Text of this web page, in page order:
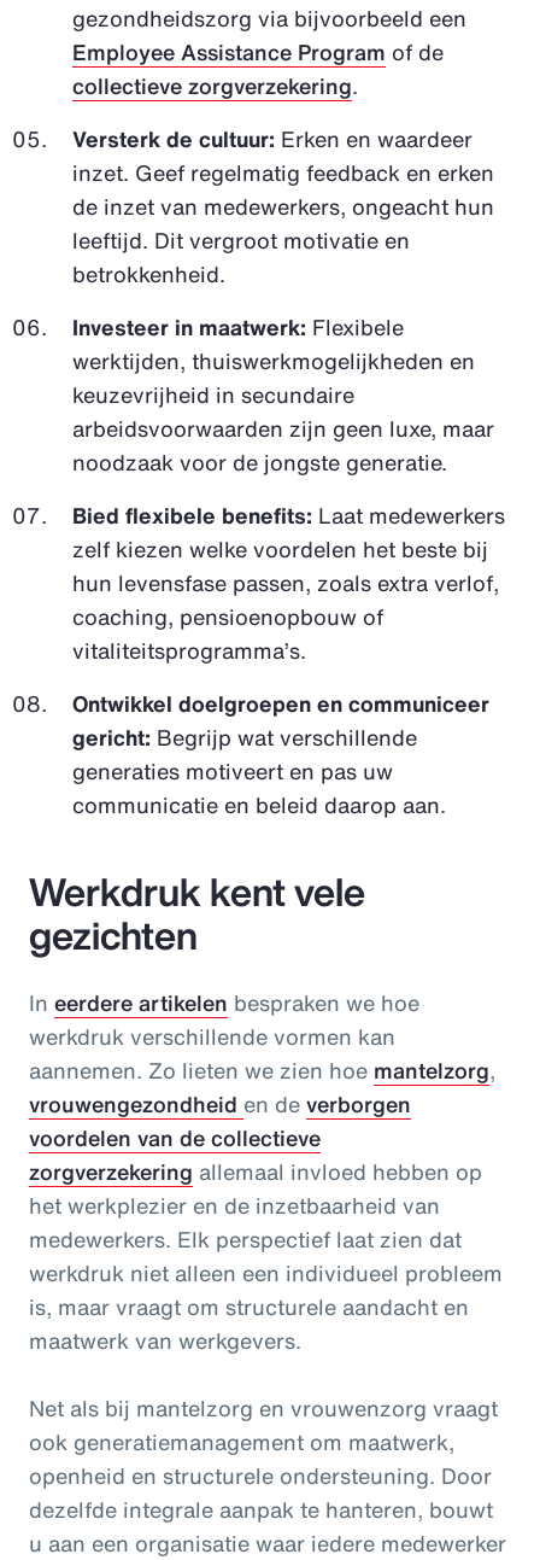
gezondheidszorg via bijvoorbeeld een
Employee Assistance Program of de
collectieve zorgverzekering.
Versterk de cultuur: Erken en waardeer
inzet. Geef regelmatig feedback en erken
de inzet van medewerkers, ongeacht hun
leeftijd. Dit vergroot motivatie en
betrokkenheid.
Investeer in maatwerk: Flexibele
werktijden, thuiswerkmogelijkheden en
keuzevrijheid in secundaire
arbeidsvoorwaarden zijn geen luxe, maar
noodzaak voor de jongste generatie.
Bied flexibele benefits: Laat medewerkers
zelf kiezen welke voordelen het beste bij
hun levensfase passen, zoals extra verlof,
coaching, pensioenopbouw of
vitaliteitsprogramma’s.
Ontwikkel doelgroepen en communiceer
gericht: Begrijp wat verschillende
generaties motiveert en pas uw
communicatie en beleid daarop aan.
Werkdruk kent vele
gezichten
In eerdere artikelen bespraken we hoe
werkdruk verschillende vormen kan
aannemen. Zo lieten we zien hoe mantelzorg,
vrouwengezondheid en deverborgen
voordelen van de collectieve
zorgverzekering allemaal invloed hebben op
het werkplezier en de inzetbaarheid van
medewerkers. Elk perspectief laat zien dat
werkdruk niet alleen een individueel probleem
is, maar vraagt om structurele aandacht en
maatwerk van werkgevers.
Net als bij mantelzorg en vrouwenzorg vraagt
ook generatiemanagement om maatwerk,
openheid en structurele ondersteuning. Door
dezelfde integrale aanpak te hanteren, bouwt
u aan een organisatie waar iedere medewerker